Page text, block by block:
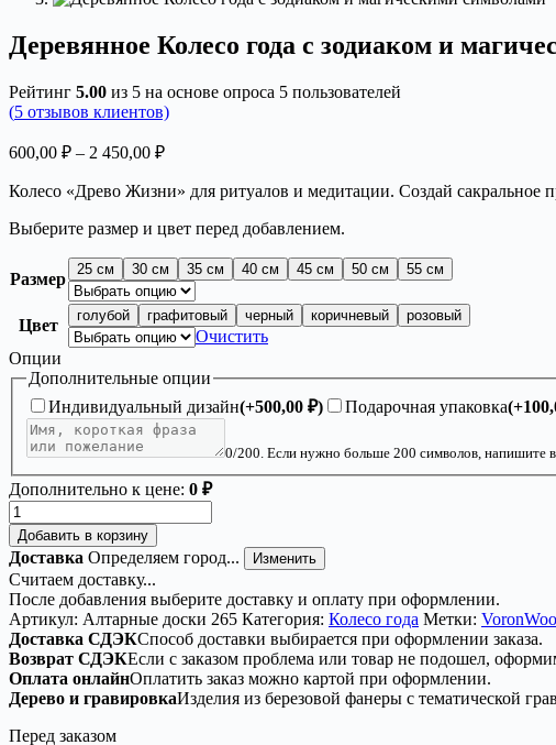
Деревянное Колесо года с зодиаком и
Рейтинг 5.00 из 5 на основе опроса 5 пользователей
(5 отзывов клиентов)
600,00 ₽ – 2 450,00 ₽Диапазон
600,00 ₽
2
450,00 ₽
Колесо «Древо Жизни» для ритуалов и медитации. Создай сакральное
Выберите размер и цвет перед добавлением.
Размер
25 см 30 см 35 см 40 см 45 см 50 см 55 см
Цвет
голубой графитовый черный коричневый розовый
Очистить
Опции
Дополнительные опции
Индивидуальный дизайн(+500,00 ₽) Подарочная упаковка(+
0/200. Если нужно больше 200 символов, напишите
Дополнительно к цене: 0 ₽
Количество
товара
Деревянное
Колесо
года
с
зодиаком
и
магическими
символами
Добавить в корзину
Доставка Определяем город... Изменить
Считаем доставку...
После добавления выберите доставку и оплату при оформлении.
Артикул: Алтарные доски 265 Категория: Колесо года Метки:
Доставка СДЭКСпособ доставки выбирается при оформлении заказа.
Возврат СДЭКЕсли с заказом проблема или товар не подошел,
Оплата онлайнОплатить заказ можно картой при оформлении.
Дерево и гравировкаИзделия из березовой фанеры с тематической
Перед заказом